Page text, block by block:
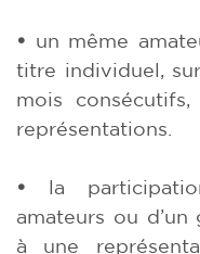
• un même
titre individuel,
mois
représentations.
• la
amateurs ou d’un
à une